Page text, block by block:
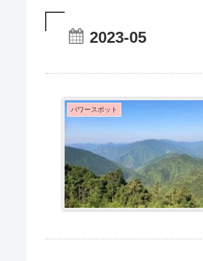
2023-05
パワースポット